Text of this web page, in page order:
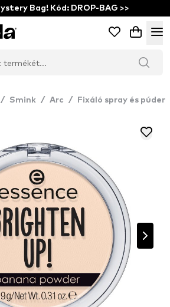
Bag! Kód: DROP-BAG >>
/ Smink / Arc / Fixáló spray és púder